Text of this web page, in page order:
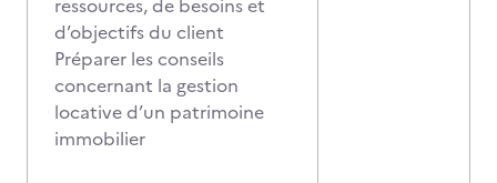
ressources, de besoins et
d’objectifs du client
Préparer les conseils
concernant la gestion
locative d’un patrimoine
immobilier